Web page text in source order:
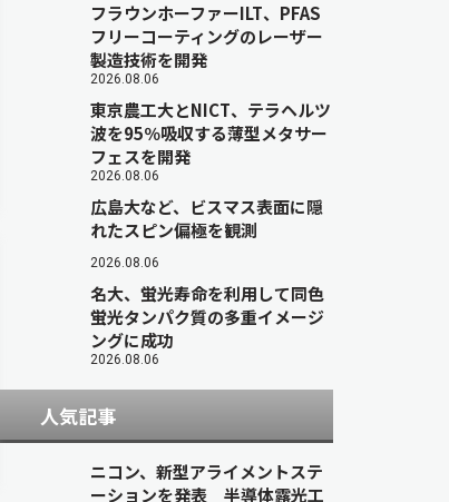
フラウンホーファーILT、PFAS
フリーコーティングのレーザー
製造技術を開発
2026.08.06
東京農工大とNICT、テラヘルツ
波を95％吸収する薄型メタサー
フェスを開発
2026.08.06
広島大など、ビスマス表面に隠
れたスピン偏極を観測
2026.08.06
名大、蛍光寿命を利用して同色
蛍光タンパク質の多重イメージ
ングに成功
2026.08.06
人気記事
ニコン、新型アライメントステ
ーションを発表 半導体露光工